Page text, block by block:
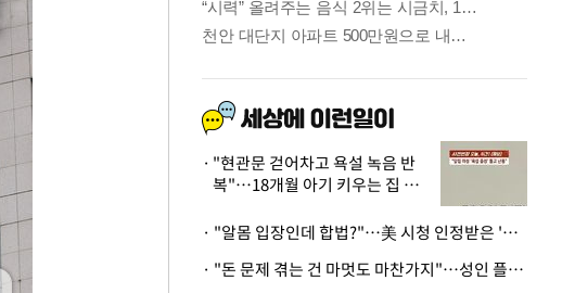
"현관문 걷어차고 욕설 녹음 반
복"…18개월 아기 키우는 집 뒤
· "알몸 입장인데 합법?"…美 시청 인정받은 '누드' 레스토랑 화제
· "돈 문제 겪는 건 마멋도 마찬가지"…성인 플랫폼에 등장한 뜻밖의 스타